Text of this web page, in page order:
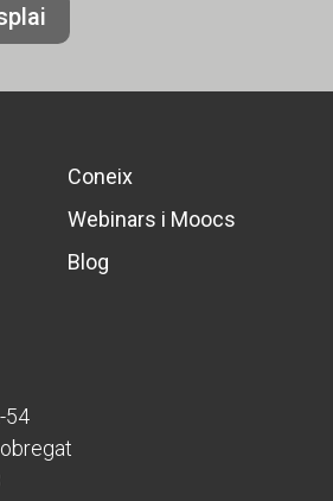
Coneix
Webinars i Moocs
Blog
54